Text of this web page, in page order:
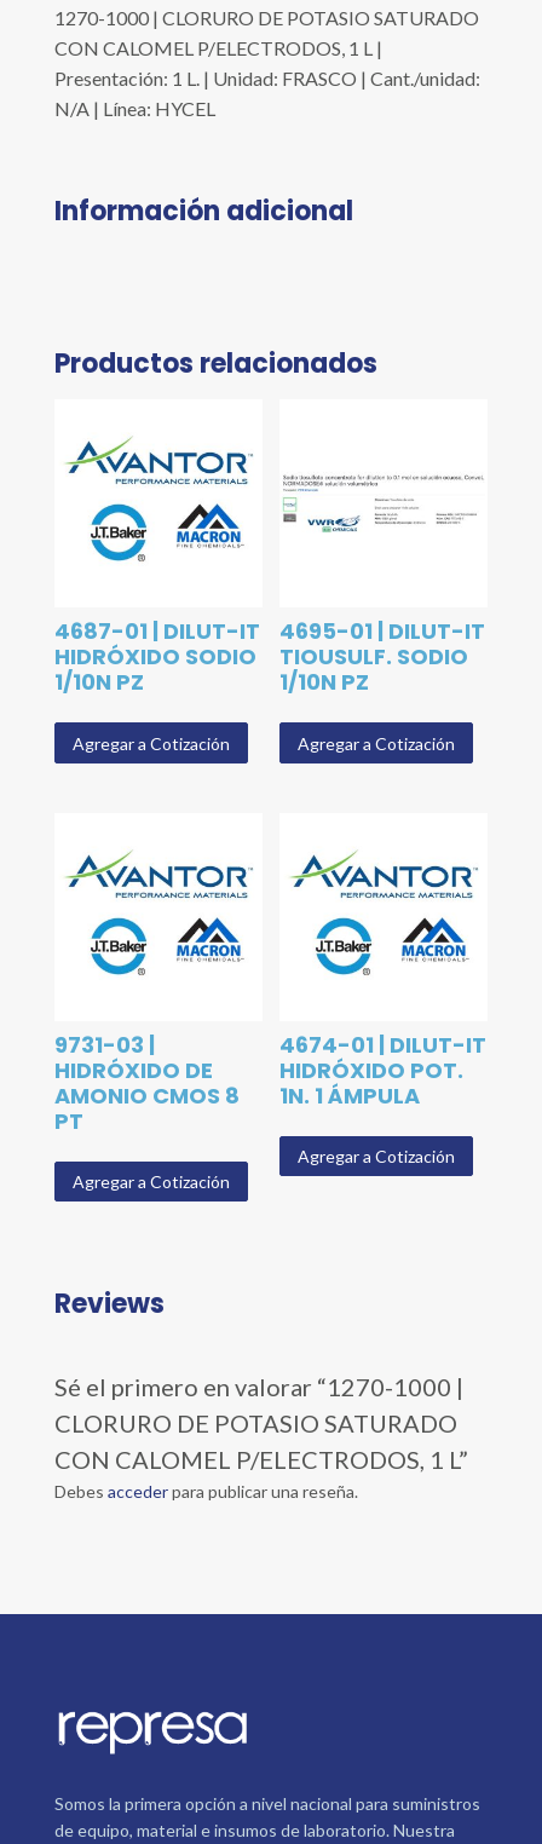
1270-1000 | CLORURO DE POTASIO SATURADO
CON CALOMEL P/ELECTRODOS, 1 L |
Presentación: 1 L. | Unidad: FRASCO | Cant./unidad:
N/A | Línea: HYCEL
Información adicional
Productos relacionados
4687-01 | DILUT-IT
HIDRÓXIDO SODIO
1/10N PZ
Agregar a Cotización
4695-01 | DILUT-IT
TIOUSULF. SODIO
1/10N PZ
Agregar a Cotización
9731-03 |
HIDRÓXIDO DE
AMONIO CMOS 8
PT
Agregar a Cotización
4674-01 | DILUT-IT
HIDRÓXIDO POT.
1N. 1 ÁMPULA
Agregar a Cotización
Reviews
Sé el primero en valorar “1270-1000 |
CLORURO DE POTASIO SATURADO
CON CALOMEL P/ELECTRODOS, 1 L”
Debes accederpara publicar una reseña.
Somos la primera opción a nivel nacional para suministros
de equipo, material e insumos de laboratorio. Nuestra